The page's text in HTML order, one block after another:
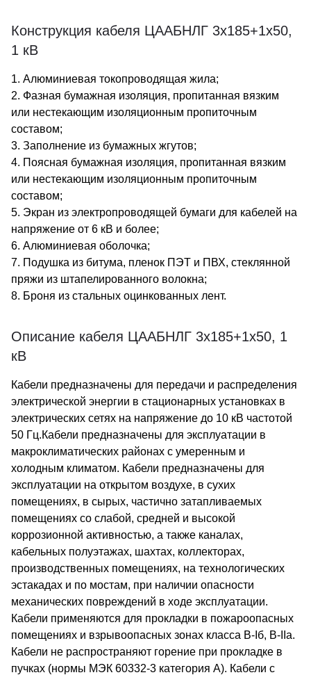
Конструкция кабеля ЦААБНЛГ 3х185+1х50,
1 кВ
1. Алюминиевая токопроводящая жила;
2. Фазная бумажная изоляция, пропитанная вязким
или нестекающим изоляционным пропиточным
составом;
3. Заполнение из бумажных жгутов;
4. Поясная бумажная изоляция, пропитанная вязким
или нестекающим изоляционным пропиточным
составом;
5. Экран из электропроводящей бумаги для кабелей на
напряжение от 6 кВ и более;
6. Алюминиевая оболочка;
7. Подушка из битума, пленок ПЭТ и ПВХ, стеклянной
пряжи из штапелированного волокна;
8. Броня из стальных оцинкованных лент.
Описание кабеля ЦААБНЛГ 3х185+1х50, 1
кВ
Кабели предназначены для передачи и распределения
электрической энергии в стационарных установках в
электрических сетях на напряжение до 10 кВ частотой
50 Гц.Кабели предназначены для эксплуатации в
макроклиматических районах с умеренным и
холодным климатом. Кабели предназначены для
эксплуатации на открытом воздухе, в сухих
помещениях, в сырых, частично затапливаемых
помещениях со слабой, средней и высокой
коррозионной активностью, а также каналах,
кабельных полуэтажах, шахтах, коллекторах,
производственных помещениях, на технологических
эстакадах и по мостам, при наличии опасности
механических повреждений в ходе эксплуатации.
Кабели применяются для прокладки в пожароопасных
помещениях и взрывоопасных зонах класса В-Iб, В-IIа.
Кабели не распространяют горение при прокладке в
пучках (нормы МЭК 60332-3 категория А). Кабели с